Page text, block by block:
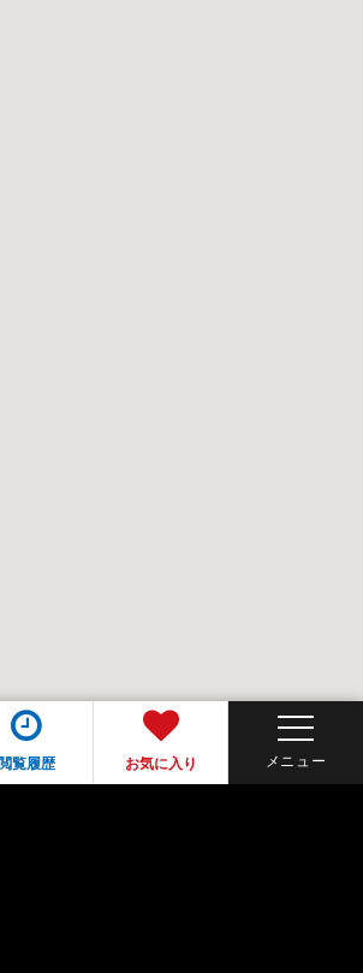
閲覧履歴 お気に入り